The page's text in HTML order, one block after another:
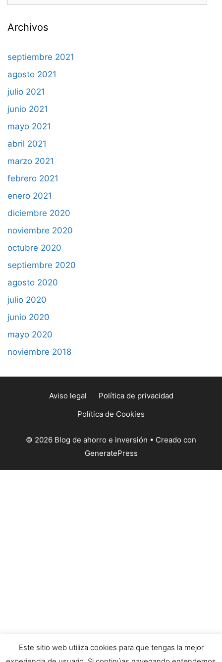
Archivos
septiembre 2021
agosto 2021
julio 2021
junio 2021
mayo 2021
abril 2021
marzo 2021
febrero 2021
enero 2021
diciembre 2020
noviembre 2020
octubre 2020
septiembre 2020
agosto 2020
julio 2020
junio 2020
mayo 2020
noviembre 2018
Aviso legal
Política de privacidad
Política de Cookies
© 2026 Blog de ahorro e inversión • Creado con
GeneratePress
Este sitio web utiliza cookies para que tengas la mejor